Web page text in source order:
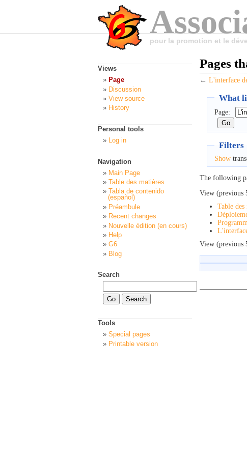
pour la promotion et le
Pages
← L'interface
What
Page:
Filters
Show
The following
View (previous
Table des
View (previous
Views
Page
Discussion
View source
History
Personal tools
Log in
Navigation
Main Page
Table des matières
Tabla de contenido
(español)
Préambule
Recent changes
Nouvelle édition (en cours)
Help
G6
Blog
Search
Tools
Special pages
Printable version